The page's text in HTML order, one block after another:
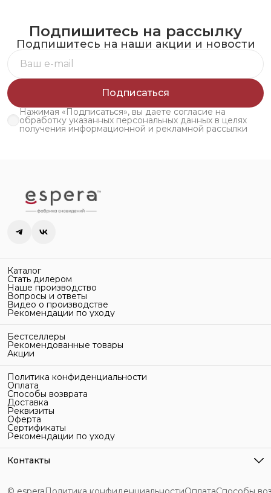
Подпишитесь на рассылку
Подпишитесь на наши акции и новости
Подписаться
Нажимая «Подписаться», вы даете согласие на
обработку указанных персональных данных в целях
получения информационной и рекламной рассылки
Каталог
Стать дилером
Наше производство
Вопросы и ответы
Видео о производстве
Рекомендации по уходу
Бестселлеры
Рекомендованные товары
Акции
Политика конфиденциальности
Оплата
Способы возврата
Доставка
Реквизиты
Оферта
Сертификаты
Рекомендации по уходу
Контакты